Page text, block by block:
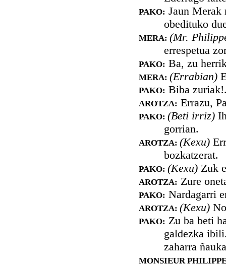
PAKO: Jaun Merak
obedituko
MERA: (Mr.
errespetua
PAKO: Ba, zu
MERA: (Errabian)
PAKO: Biba
AROTZA: Errazu,
PAKO: (Beti irriz)
gorrian.
AROTZA: (Kexu)
bozkatzerat.
PAKO: (Kexu) Zuk
AROTZA: Zure
PAKO: Nardagarri
AROTZA: (Kexu)
PAKO: Zu ba beti
galdezka
zaharra
MONSIEUR